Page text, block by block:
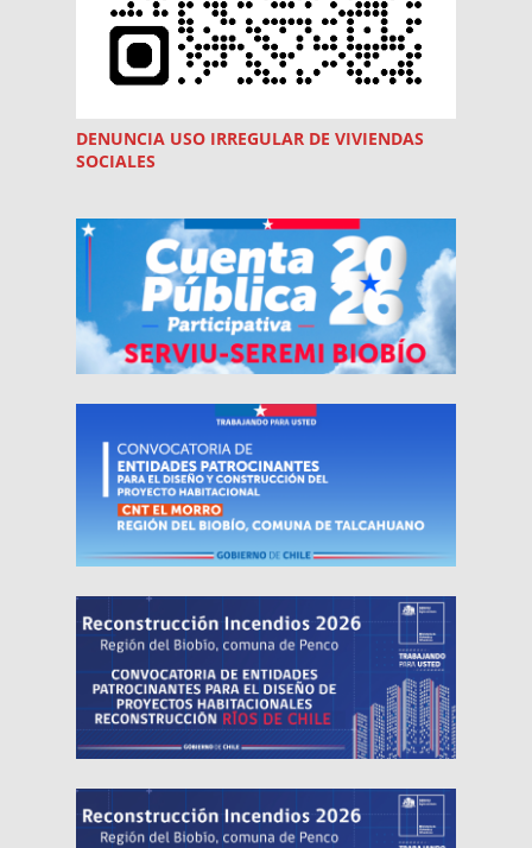
DENUNCIA USO IRREGULAR DE VIVIENDAS
SOCIALES